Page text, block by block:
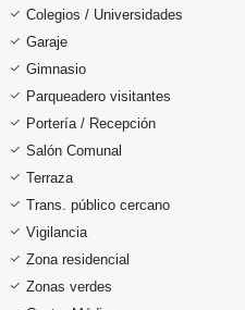
Colegios / Universidades
Garaje
Gimnasio
Parqueadero visitantes
Portería / Recepción
Salón Comunal
Terraza
Trans. público cercano
Vigilancia
Zona residencial
Zonas verdes